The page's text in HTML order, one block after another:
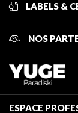
LABELS &
NOS
ESPACE